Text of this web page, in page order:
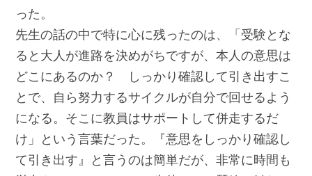
った。
先生の話の中で特に心に残ったのは、「受験とな
ると大人が進路を決めがちですが、本人の意思は
どこにあるのか？ しっかり確認して引き出すこ
とで、自ら努力するサイクルが自分で回せるよう
になる。そこに教員はサポートして併走するだ
け」という言葉だった。『意思をしっかり確認し
て引き出す』と言うのは簡単だが、非常に時間も